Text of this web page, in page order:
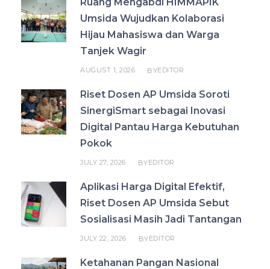
Umsida Wujudkan Kolaborasi
Hijau Mahasiswa dan Warga
Tanjek Wagir
AUGUST 1, 2026 BYEDITOR
Riset Dosen AP Umsida Soroti
SinergiSmart sebagai Inovasi
Digital Pantau Harga Kebutuhan
Pokok
JULY 27, 2026 BYEDITOR
Aplikasi Harga Digital Efektif,
Riset Dosen AP Umsida Sebut
Sosialisasi Masih Jadi Tantangan
JULY 22, 2026 BYEDITOR
Ketahanan Pangan Nasional